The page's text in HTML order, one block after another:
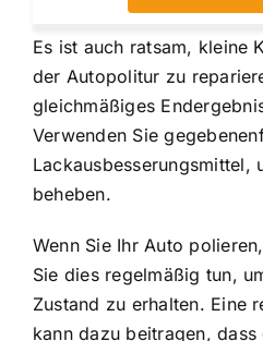
Es ist auch ratsam, kleine
der Autopolitur zu
gleichmäßiges
Verwenden Sie
Lackausbesserungsmittel,
beheben.
Wenn Sie Ihr Auto
Sie dies regelmäßig tun,
Zustand zu erhalten. Eine
kann dazu beitragen,